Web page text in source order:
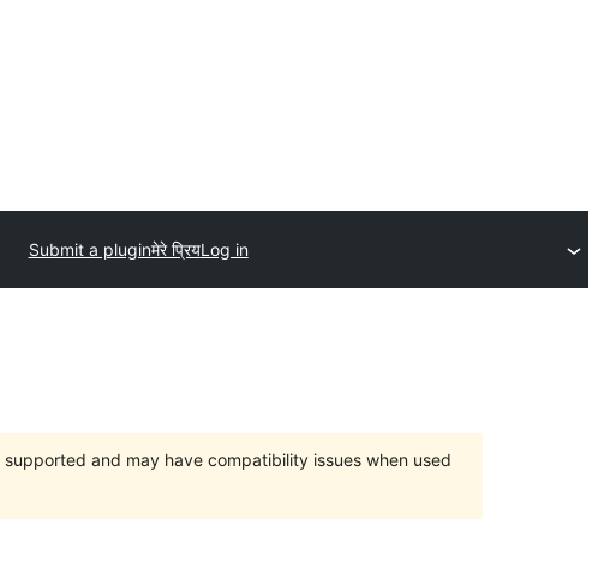
Submit a pluginमेरे प्रियLog in
and may have compatibility issues when used